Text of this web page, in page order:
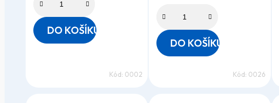
DO KOŠÍKU
Kód: 0002
DO KOŠÍKU
Kód: 0026